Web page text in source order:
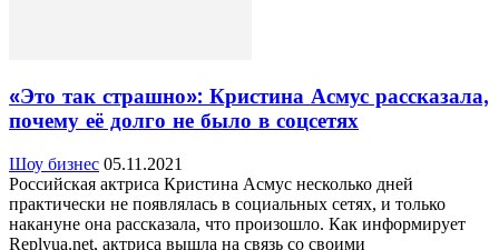
«Это так страшно»: Кристина Асмус рассказала,
почему её долго не было в соцсетях
Шоу бизнес 05.11.2021
Российская актриса Кристина Асмус несколько дней
практически не появлялась в социальных сетях, и только
накануне она рассказала, что произошло. Как информирует
Replyua.net, актриса вышла на связь со своими